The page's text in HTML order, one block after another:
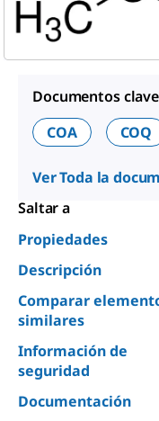
Documentos clave
COA
COQ
Ver Toda la
Saltar a
Propiedades
Descripción
Comparar
similares
Información de
seguridad
Documentación